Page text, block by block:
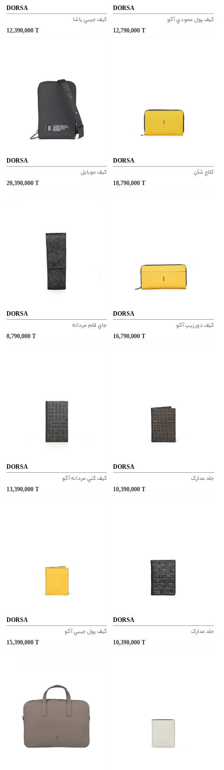
DORSA
کيف جيبي ياشا
12,390,000
DORSA
کيف پول عمودي آکو
12,790,000
DORSA
کيف موبايل
20,390,000
DORSA
کلاچ شأن
18,790,000
DORSA
جاي قلم مردانه
8,790,000
DORSA
کيف دور زيپ آکو
16,790,000
DORSA
کيف کتي مردانه آکو
13,390,000
DORSA
جلد مدارک
10,390,000
DORSA
کيف پول جيبي آکو
15,390,000
DORSA
جلد مدارک
10,390,000